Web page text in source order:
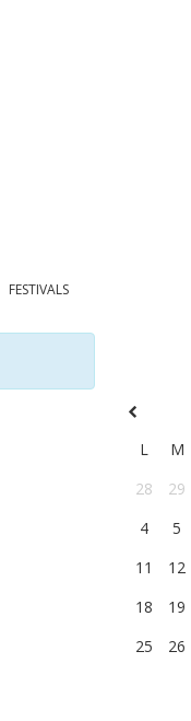
FESTIVALS
L M
28
29
4
5
11
12
18
19
25
26